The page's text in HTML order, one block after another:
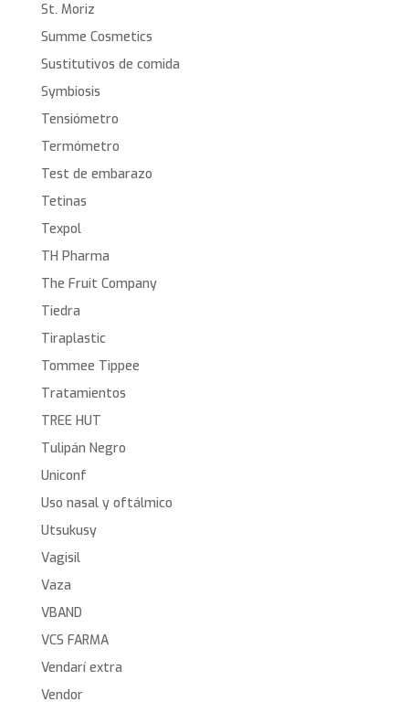
St. Moriz
Summe Cosmetics
Sustitutivos de comida
Symbiosis
Tensiómetro
Termómetro
Test de embarazo
Tetinas
Texpol
TH Pharma
The Fruit Company
Tiedra
Tiraplastic
Tommee Tippee
Tratamientos
TREE HUT
Tulipán Negro
Uniconf
Uso nasal y oftálmico
Utsukusy
Vagisil
Vaza
VBAND
VCS FARMA
Vendarí extra
Vendor